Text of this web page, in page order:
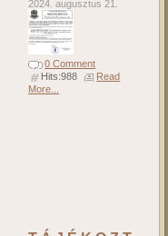
2024. augusztus 21.
0 Comment
Hits:988
Read
More...